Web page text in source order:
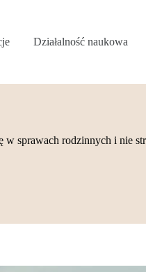
Działalność naukowa
sprawach rodzinnych i nie